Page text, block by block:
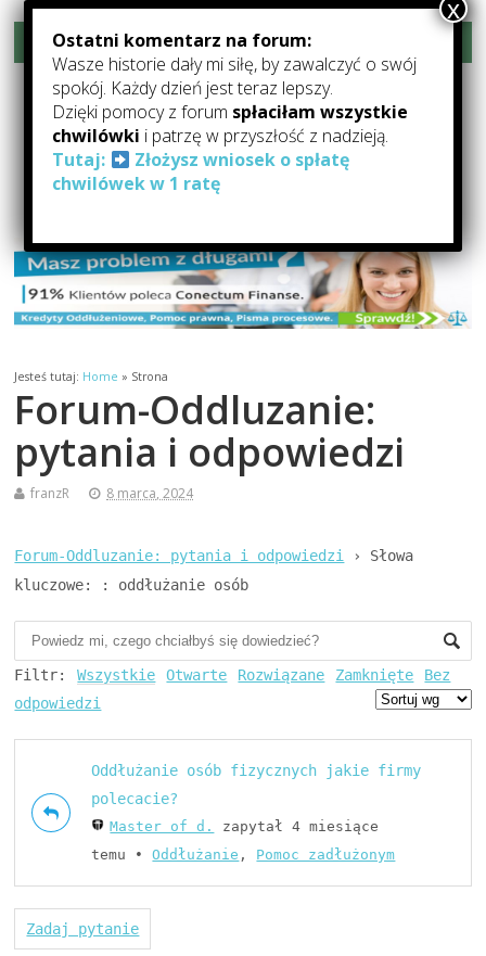
Rozwiń menu
Forum-Oddłużanie.pl –
Pomoc Dla Zadłużonych
Forum Oddłużeniowe: forum o oddłużaniu, pomocy dla zadłużonych,
kredytach i pożyczkach
Jesteś tutaj: Home » Strona
Forum-Oddluzanie:
pytania i odpowiedzi
franzR 8 marca, 2024
Forum-Oddluzanie: pytania i odpowiedzi › Słowa
kluczowe: : oddłużanie osób
Filtr: Wszystkie Otwarte Rozwiązane Zamknięte
Bez
odpowiedzi
Oddłużanie osób fizycznych jakie firmy
polecacie?
Master of d.
zapytał 4 miesiące
temu •Oddłużanie , Pomoc zadłużonym
Zadaj pytanie
Ostatni komentarz na forum:
Wasze historie dały mi siłę, by zawalczyć o swój
spokój. Każdy dzień jest teraz lepszy.
Dzięki pomocy z forum spłaciłam wszystkie
chwilówki i patrzę w przyszłość z nadzieją.
Tutaj:
Złożysz wniosek o spłatę
chwilówek w 1 ratę